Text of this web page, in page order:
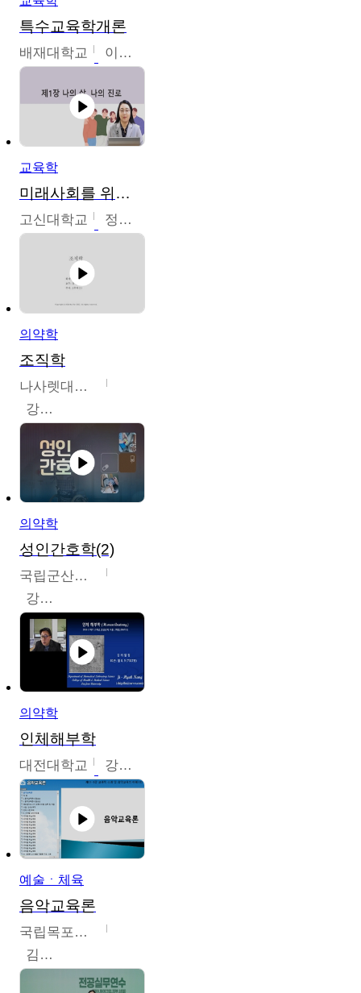
특수교육학개론
배재대학교 이현주
교육학
미래사회를 위한 진로 탐색 및 설계
고신대학교 정주영
의약학
조직학
나사렛대학교
강지언
의약학
성인간호학(2)
국립군산대학교
강경아
의약학
인체해부학
대전대학교 강지혁
예술ㆍ체육
음악교육론
국립목포대학교
김신영